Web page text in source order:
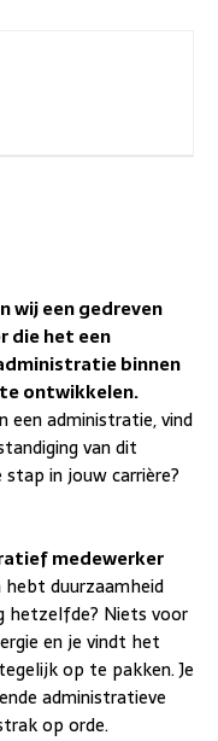
wij een gedreven
die het een
binnen
ontwikkelen.
een administratie, vind
van dit
in jouw carrière?
medewerker
duurzaamheid
hetzelfde? Niets voor
en je vindt het
op te pakken. Je
administratieve
op orde.